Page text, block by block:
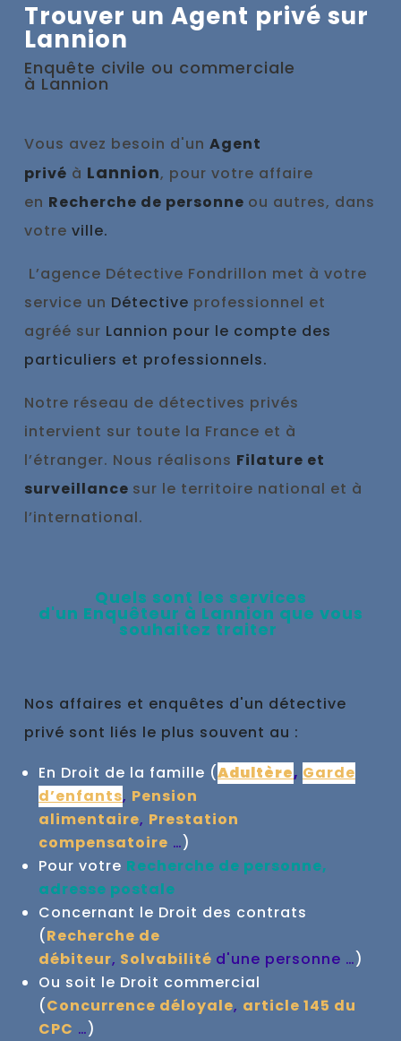
Trouver un Agent privé sur
Lannion
Enquête civile ou commerciale
à Lannion
Vous avez besoin d'un Agent
privé à Lannion, pour votre affaire
en Recherche de personne ou autres, dans
votre ville.
L’agence Détective Fondrillon met à votre
service un Détective professionnel et
agréé sur Lannion pour le compte des
particuliers et professionnels.
Notre réseau de détectives privés
intervient sur toute la France et à
l’étranger. Nous réalisons Filature et
surveillance sur le territoire national et à
l’international.
Quels sont les services
d'un Enquêteur à Lannion que vous
souhaitez traiter
Nos affaires et enquêtes d'un détective
privé sont liés le plus souvent au :
En Droit de la famille (Adultère, Garde
d’enfants, Pension
alimentaire, Prestation
compensatoire …)
Pour votre Recherche de personne,
adresse postale
Concernant le Droit des contrats
(Recherche de
débiteur, Solvabilité d'une personne …)
Ou soit le Droit commercial
(Concurrence déloyale, article 145 du
CPC …)